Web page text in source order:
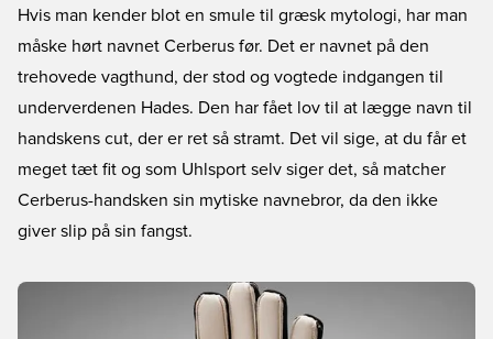
Hvis man kender blot en smule til græsk mytologi, har man
måske hørt navnet Cerberus før. Det er navnet på den
trehovede vagthund, der stod og vogtede indgangen til
underverdenen Hades. Den har fået lov til at lægge navn til
handskens cut, der er ret så stramt. Det vil sige, at du får et
meget tæt fit og som Uhlsport selv siger det, så matcher
Cerberus-handsken sin mytiske navnebror, da den ikke
giver slip på sin fangst.